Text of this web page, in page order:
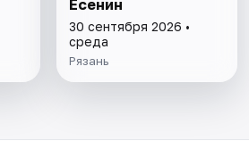
Есенин
30 сентября 2026 •
среда
Рязань